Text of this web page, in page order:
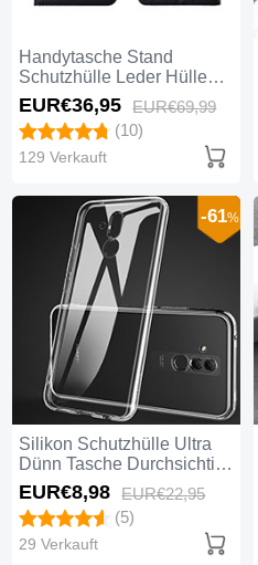
Handytasche Stand
Schutzhülle Leder Hülle
T08 für Huawei Mate 20
Lite Schwarz
EUR€36,95 EUR€69,99
(10)
129 Verkauft
Silikon Schutzhülle Ultra
Dünn Tasche Durchsichtig
Transparent K01 für
Huawei Mate 20 Lite Klar
-61%
EUR€8,98 EUR€22,95
(5)
29 Verkauft